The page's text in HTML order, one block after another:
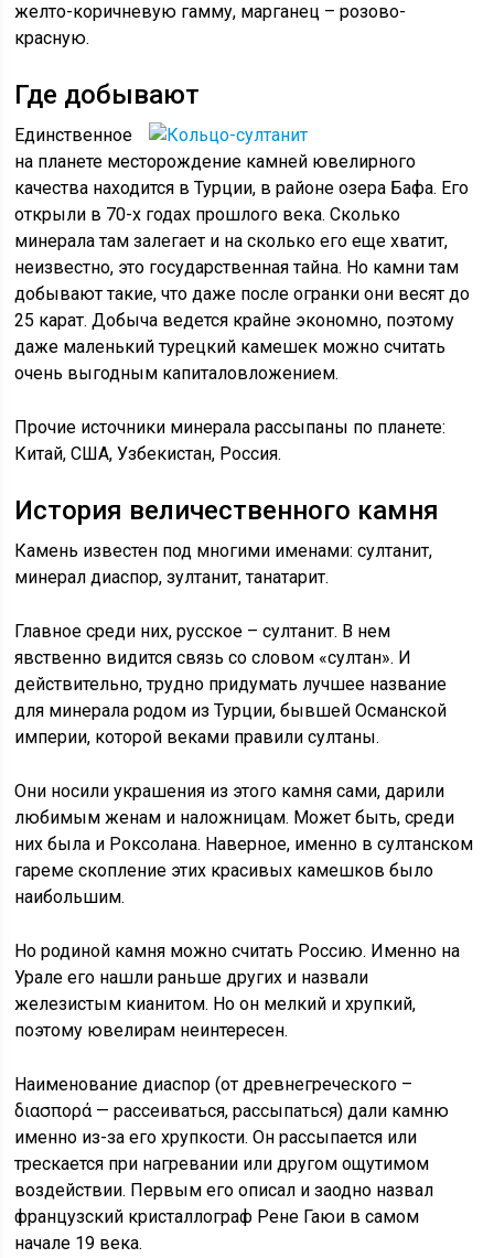
желто-коричневую гамму, марганец – розово-
красную.
Где добывают
Единственное
на планете месторождение камней ювелирного
качества находится в Турции, в районе озера Бафа. Его
открыли в 70-х годах прошлого века. Сколько
минерала там залегает и на сколько его еще хватит,
неизвестно, это государственная тайна. Но камни там
добывают такие, что даже после огранки они весят до
25 карат. Добыча ведется крайне экономно, поэтому
даже маленький турецкий камешек можно считать
очень выгодным капиталовложением.
Прочие источники минерала рассыпаны по планете:
Китай, США, Узбекистан, Россия.
История величественного камня
Камень известен под многими именами: султанит,
минерал диаспор, зултанит, танатарит.
Главное среди них, русское – султанит. В нем
явственно видится связь со словом «султан». И
действительно, трудно придумать лучшее название
для минерала родом из Турции, бывшей Османской
империи, которой веками правили султаны.
Они носили украшения из этого камня сами, дарили
любимым женам и наложницам. Может быть, среди
них была и Роксолана. Наверное, именно в султанском
гареме скопление этих красивых камешков было
наибольшим.
Но родиной камня можно считать Россию. Именно на
Урале его нашли раньше других и назвали
железистым кианитом. Но он мелкий и хрупкий,
поэтому ювелирам неинтересен.
Наименование диаспор (от древнегреческого –
διασπορά — рассеиваться, рассыпаться) дали камню
именно из-за его хрупкости. Он рассыпается или
трескается при нагревании или другом ощутимом
воздействии. Первым его описал и заодно назвал
французский кристаллограф Рене Гаюи в самом
начале 19 века.